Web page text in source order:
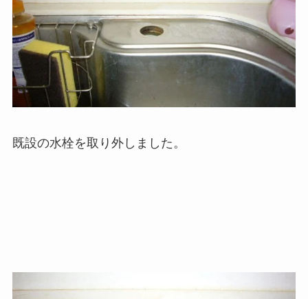
既設の水栓を取り外しました。